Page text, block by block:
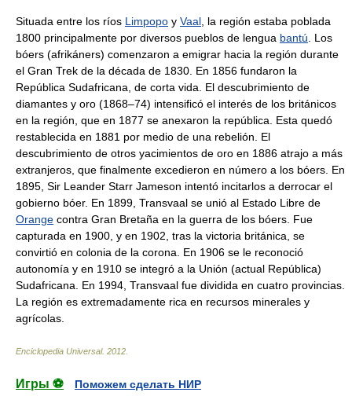
Situada entre los ríos Limpopo y Vaal , la región estaba poblada
1800 principalmente por diversos pueblos de lengua bantú . Los
bóers (afrikáners) comenzaron a emigrar hacia la región durante
el Gran Trek de la década de 1830. En 1856 fundaron la
República Sudafricana, de corta vida. El descubrimiento de
diamantes y oro (1868–74) intensificó el interés de los británicos
en la región, que en 1877 se anexaron la república. Esta quedó
restablecida en 1881 por medio de una rebelión. El
descubrimiento de otros yacimientos de oro en 1886 atrajo a más
extranjeros, que finalmente excedieron en número a los bóers. En
1895, Sir Leander Starr Jameson intentó incitarlos a derrocar el
gobierno bóer. En 1899, Transvaal se unió al Estado Libre de
Orange contra Gran Bretaña en la guerra de los bóers. Fue
capturada en 1900, y en 1902, tras la victoria británica, se
convirtió en colonia de la corona. En 1906 se le reconoció
autonomía y en 1910 se integró a la Unión (actual República)
Sudafricana. En 1994, Transvaal fue dividida en cuatro provincias.
La región es extremadamente rica en recursos minerales y
agrícolas.
Enciclopedia Universal. 2012
Игры ⚽ Поможем сделать НИР